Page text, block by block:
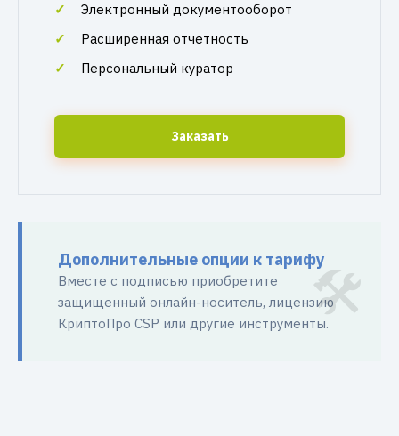
Электронный документооборот
Расширенная отчетность
Персональный куратор
Заказать
Дополнительные опции к тарифу
Вместе с подписью приобретите
защищенный онлайн-носитель, лицензию
КриптоПро CSP или другие инструменты.